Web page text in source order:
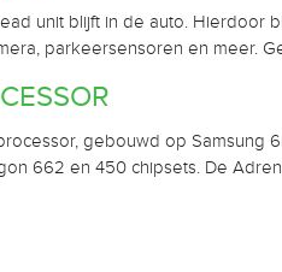
unit blijft in de auto. Hierdoor
parkeersensoren en meer.
gebouwd op Samsung
662 en 450 chipsets. De